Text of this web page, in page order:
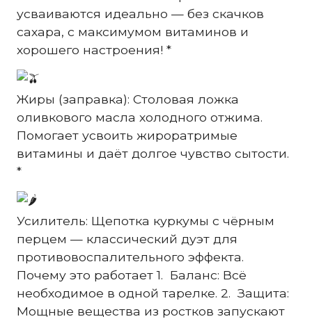
усваиваются идеально — без скачков
сахара, с максимумом витаминов и
хорошего настроения! *
Жиры (заправка): Столовая ложка
оливкового масла холодного отжима.
Помогает усвоить жироратримые
витамины и даёт долгое чувство сытости.
*
Усилитель: Щепотка куркумы с чёрным
перцем — классический дуэт для
противовоспалительного эффекта.
Почему это работает 1. Баланс: Всё
необходимое в одной тарелке. 2. Защита:
Мощные вещества из ростков запускают